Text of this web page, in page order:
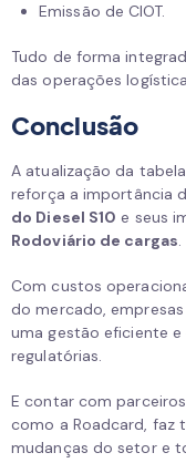
Emissão de CIOT.
Tudo de forma
das operações
Conclusão
A atualização da
reforça a importância
do Diesel S10 e seus
Rodoviário de cargas.
Com custos
do mercado,
uma gestão eficiente
regulatórias.
E contar com
como a Roadcard, faz
mudanças do setor e